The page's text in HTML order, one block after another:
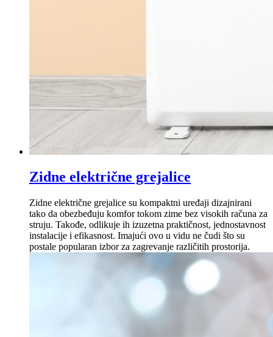
Zidne električne grejalice
Zidne električne grejalice su kompaktni uređaji dizajnirani
tako da obezbeđuju komfor tokom zime bez visokih računa za
struju. Takođe, odlikuje ih izuzetna praktičnost, jednostavnost
instalacije i efikasnost. Imajući ovo u vidu ne čudi što su
postale popularan izbor za zagrevanje različitih prostorija.